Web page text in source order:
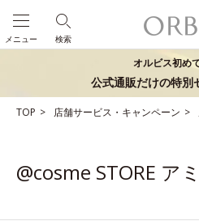
検索
メニュー
オルビス初め
公式通販だけの特別
TOP 店舗サービス・キャンペーン
@cosme STORE ア